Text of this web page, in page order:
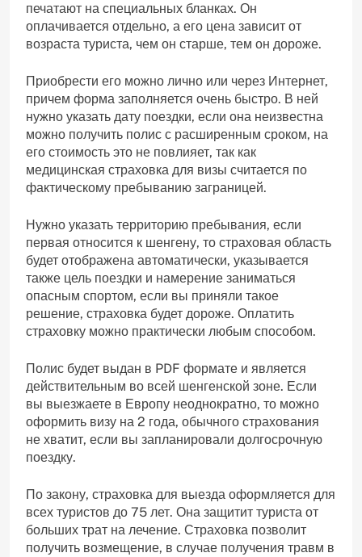
печатают на специальных бланках. Он
оплачивается отдельно, а его цена зависит от
возраста туриста, чем он старше, тем он дороже.
Приобрести его можно лично или через Интернет,
причем форма заполняется очень быстро. В ней
нужно указать дату поездки, если она неизвестна
можно получить полис с расширенным сроком, на
его стоимость это не повлияет, так как
медицинская страховка для визы считается по
фактическому пребыванию заграницей.
Нужно указать территорию пребывания, если
первая относится к шенгену, то страховая область
будет отображена автоматически, указывается
также цель поездки и намерение заниматься
опасным спортом, если вы приняли такое
решение, страховка будет дороже. Оплатить
страховку можно практически любым способом.
Полис будет выдан в PDF формате и является
действительным во всей шенгенской зоне. Если
вы выезжаете в Европу неоднократно, то можно
оформить визу на 2 года, обычного страхования
не хватит, если вы запланировали долгосрочную
поездку.
По закону, страховка для выезда оформляется для
всех туристов до 75 лет. Она защитит туриста от
больших трат на лечение. Страховка позволит
получить возмещение, в случае получения травм в